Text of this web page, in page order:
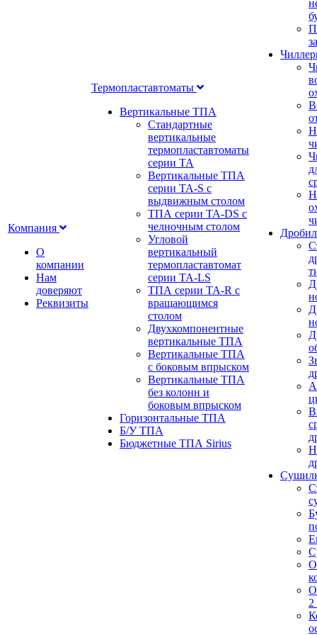
Компания
О
компании
Нам
доверяют
Реквизиты
Термопластавтоматы
Вертикальные ТПА
Стандартные
вертикальные
термопластавтоматы
серии ТА
Вертикальные ТПА
серии ТА-S с
выдвижным столом
ТПА серии ТА-DS с
челночным столом
Угловой
вертикальный
термопластавтомат
серии ТА-LS
ТПА серии ТА-R с
вращающимся
столом
Двухкомпонентные
вертикальные ТПА
Вертикальные ТПА
с боковым впрыском
Вертикальные ТПА
без колонн и
боковым впрыском
Горизонтальные ТПА
Б/У ТПА
Бюджетные ТПА Sirius
2